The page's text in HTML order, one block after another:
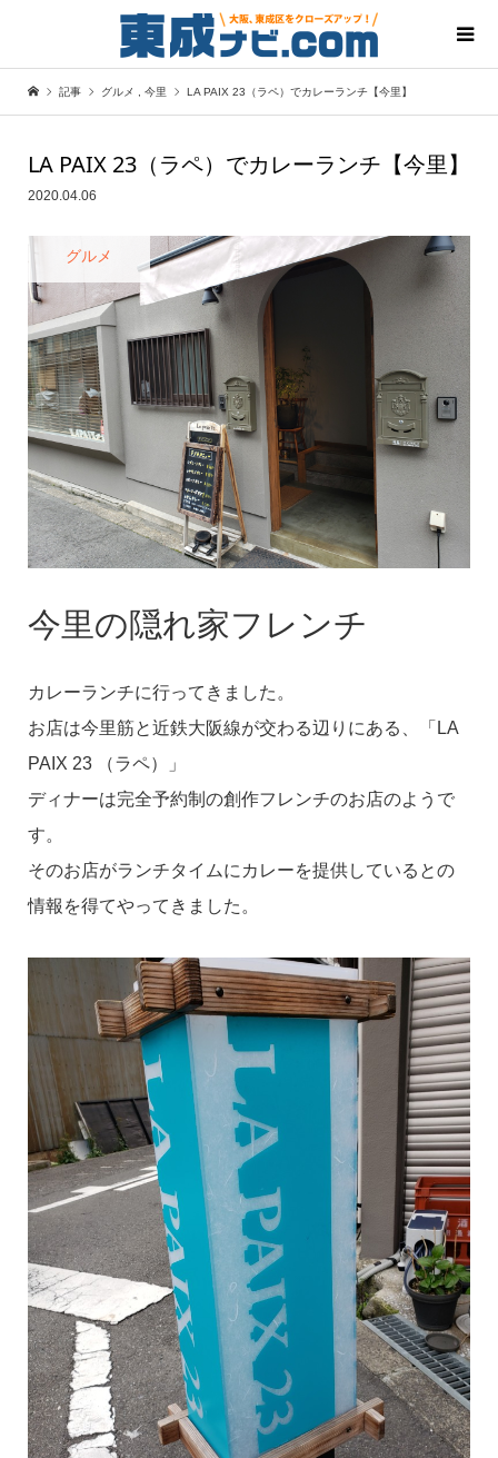
記事 グルメ 今里 LA PAIX 23（ラペ）でカレーランチ【今里】
LA PAIX 23（ラペ）でカレーランチ【今里】
2020.04.06
グルメ
今里の隠れ家フレンチ
カレーランチに行ってきました。
お店は今里筋と近鉄大阪線が交わる辺りにある、「LA
PAIX 23 （ラペ）」
ディナーは完全予約制の創作フレンチのお店のようで
す。
そのお店がランチタイムにカレーを提供しているとの
情報を得てやってきました。